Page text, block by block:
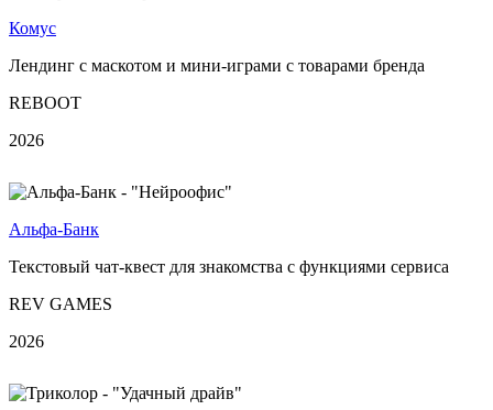
Комус
Лендинг с маскотом и мини-играми с товарами бренда
REBOOT
2026
Альфа-Банк
Текстовый чат-квест для знакомства с функциями сервиса
REV GAMES
2026